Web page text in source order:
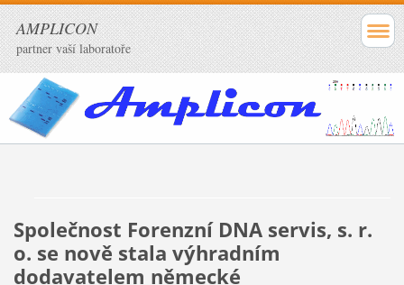
AMPLICON
partner vaší laboratoře
Společnost Forenzní DNA servis, s. r.
o. se nově stala výhradním
dodavatelem německé